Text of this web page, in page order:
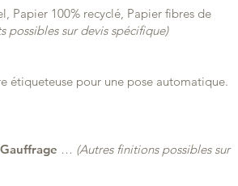
Papier 100% recyclé, Papier fibres de
possibles sur devis spécifique)
étiqueteuse pour une pose automatique.
Gauffrage … (Autres finitions possibles sur